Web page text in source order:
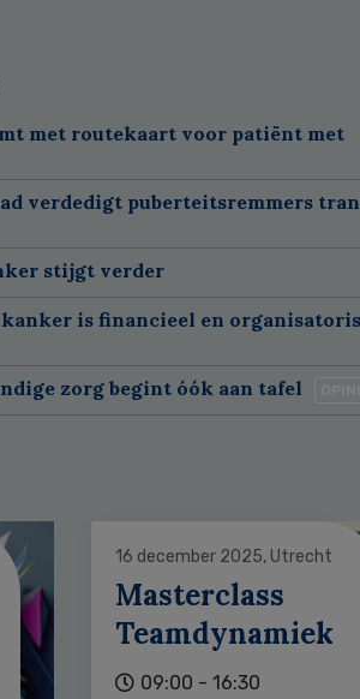
met routekaart voor patiënt met
verdedigt puberteitsremmers
stijgt verder
kanker is financieel en
zorg begint óók aan tafel
16 december 2025, Utrecht
Masterclass
Teamdynamiek
09:00 - 16:30